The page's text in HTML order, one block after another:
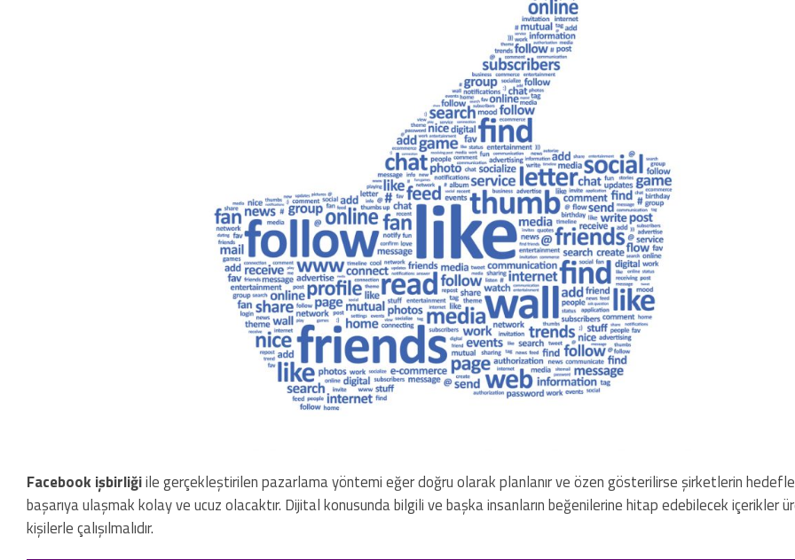
Facebook işbirliğiile gerçekleştirilen pazarlama yöntemi eğer doğru olarak planlanır ve özen gösterilirse şirketlerin
başarıya ulaşmak kolay ve ucuz olacaktır. Dijital konusunda bilgili ve başka insanların beğenilerine hitap edebilecek içerikler
kişilerle çalışılmalıdır.